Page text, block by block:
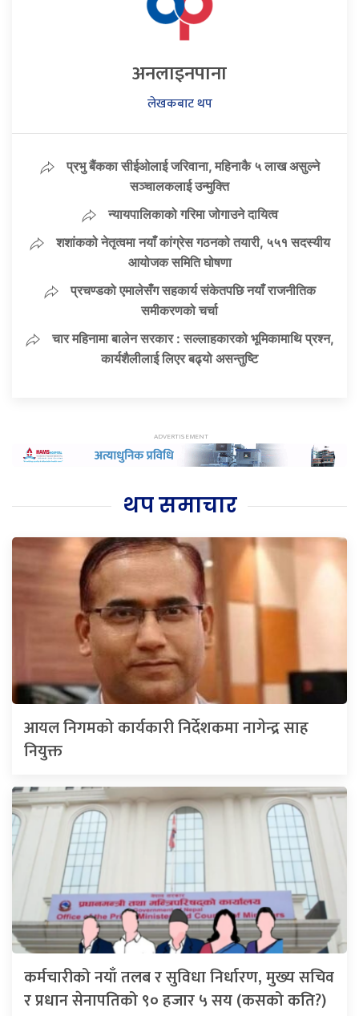
अनलाइनपाना
लेखकबाट थप
प्रभु बैंकका सीईओलाई जरिवाना, महिनाकै ५ लाख असुल्ने
सञ्चालकलाई उन्मुक्ति
न्यायपालिकाको गरिमा जोगाउने दायित्व
शशांकको नेतृत्वमा नयाँ कांग्रेस गठनको तयारी, ५५१ सदस्यीय
आयोजक समिति घोषणा
प्रचण्डको एमालेसँग सहकार्य संकेतपछि नयाँ राजनीतिक
समीकरणको चर्चा
चार महिनामा बालेन सरकार : सल्लाहकारको भूमिकामाथि प्रश्न,
कार्यशैलीलाई लिएर बढ्यो असन्तुष्टि
थप समाचार
आयल निगमको कार्यकारी निर्देशकमा नागेन्द्र साह
नियुक्त
कर्मचारीको नयाँ तलब र सुविधा निर्धारण, मुख्य सचिव
र प्रधान सेनापतिको ९० हजार ५ सय (कसको कति?)